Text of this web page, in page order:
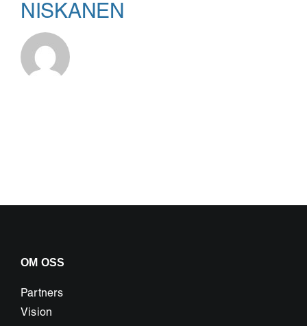
NISKANEN
OM OSS
Partners
Vision